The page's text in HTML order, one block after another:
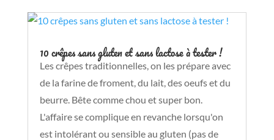
10 crêpes sans gluten et sans lactose à tester !
Les crêpes traditionnelles, on les prépare avec
de la farine de froment, du lait, des oeufs et du
beurre. Bête comme chou et super bon.
L'affaire se complique en revanche lorsqu'on
est intolérant ou sensible au gluten (pas de